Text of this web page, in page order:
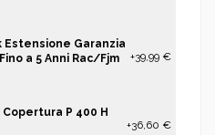
Estensione Garanzia
a 5 Anni Rac/Fjm
+39,99 €
P 400 H
+36,60 €